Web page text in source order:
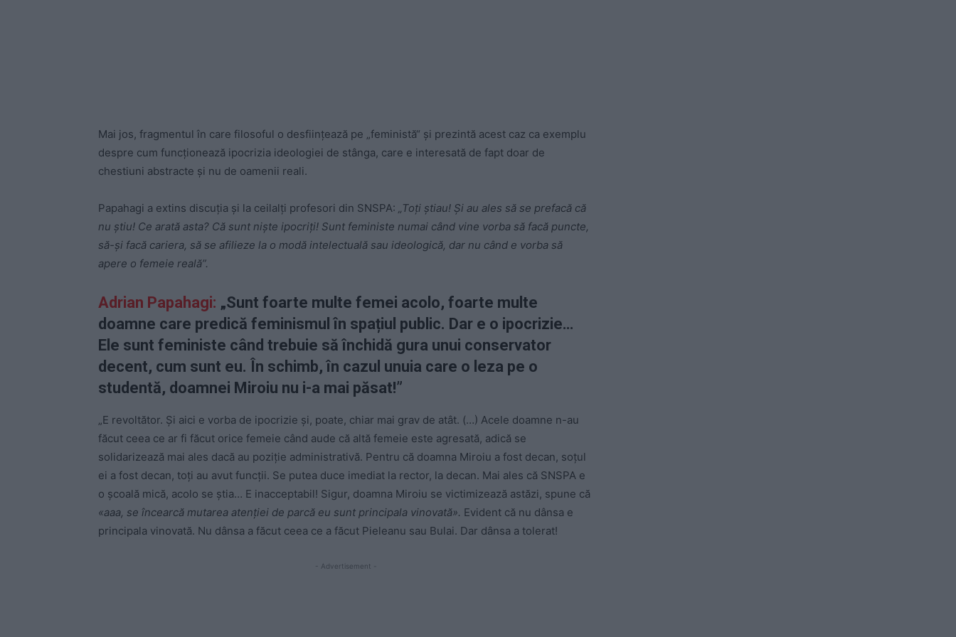
Mai jos, fragmentul în care filosoful o desființează pe „feministă“ și prezintă acest caz ca exemplu
despre cum funcționează ipocrizia ideologiei de stânga, care e interesată de fapt doar de
chestiuni abstracte și nu de oamenii reali.
Papahagi a extins discuția și la ceilalți profesori din SNSPA: „Toți știau! Și au ales să se prefacă că
nu știu! Ce arată asta? Că sunt niște ipocriți! Sunt feministe numai când vine vorba să facă puncte,
să-și facă cariera, să se afilieze la o modă intelectuală sau ideologică, dar nu când e vorba să
apere o femeie reală”.
Adrian Papahagi: „Sunt foarte multe femei acolo, foarte multe
doamne care predică feminismul în spațiul public. Dar e o ipocrizie…
Ele sunt feministe când trebuie să închidă gura unui conservator
decent, cum sunt eu. În schimb, în cazul unuia care o leza pe o
studentă, doamnei Miroiu nu i-a mai păsat!”
„E revoltător. Și aici e vorba de ipocrizie și, poate, chiar mai grav de atât. (…) Acele doamne n-au
făcut ceea ce ar fi făcut orice femeie când aude că altă femeie este agresată, adică se
solidarizează mai ales dacă au poziție administrativă. Pentru că doamna Miroiu a fost decan, soțul
ei a fost decan, toți au avut funcții. Se putea duce imediat la rector, la decan. Mai ales că SNSPA e
o școală mică, acolo se știa… E inacceptabil! Sigur, doamna Miroiu se victimizează astăzi, spune că
«aaa, se încearcă mutarea atenției de parcă eu sunt principala vinovată». Evident că nu dânsa e
principala vinovată. Nu dânsa a făcut ceea ce a făcut Pieleanu sau Bulai. Dar dânsa a tolerat!
- Advertisement -